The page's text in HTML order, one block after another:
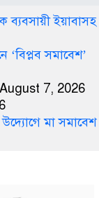
ব্যবসায়ী ইয়াবাসহ
‘বিপ্লব সমাবেশ’
August 7, 2026
মা সমাবেশ